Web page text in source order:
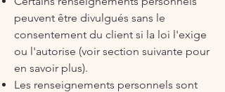
peuvent être divulgués sans le
consentement du client si la loi l'exige
ou l'autorise (voir section suivante pour
en savoir plus).
Les renseignements personnels sont